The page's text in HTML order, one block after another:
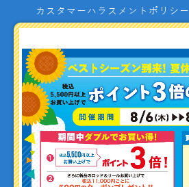
カスタマーハラスメントポリシー
よくあるご質問
お問い合わせ
利用者資金の保全方法